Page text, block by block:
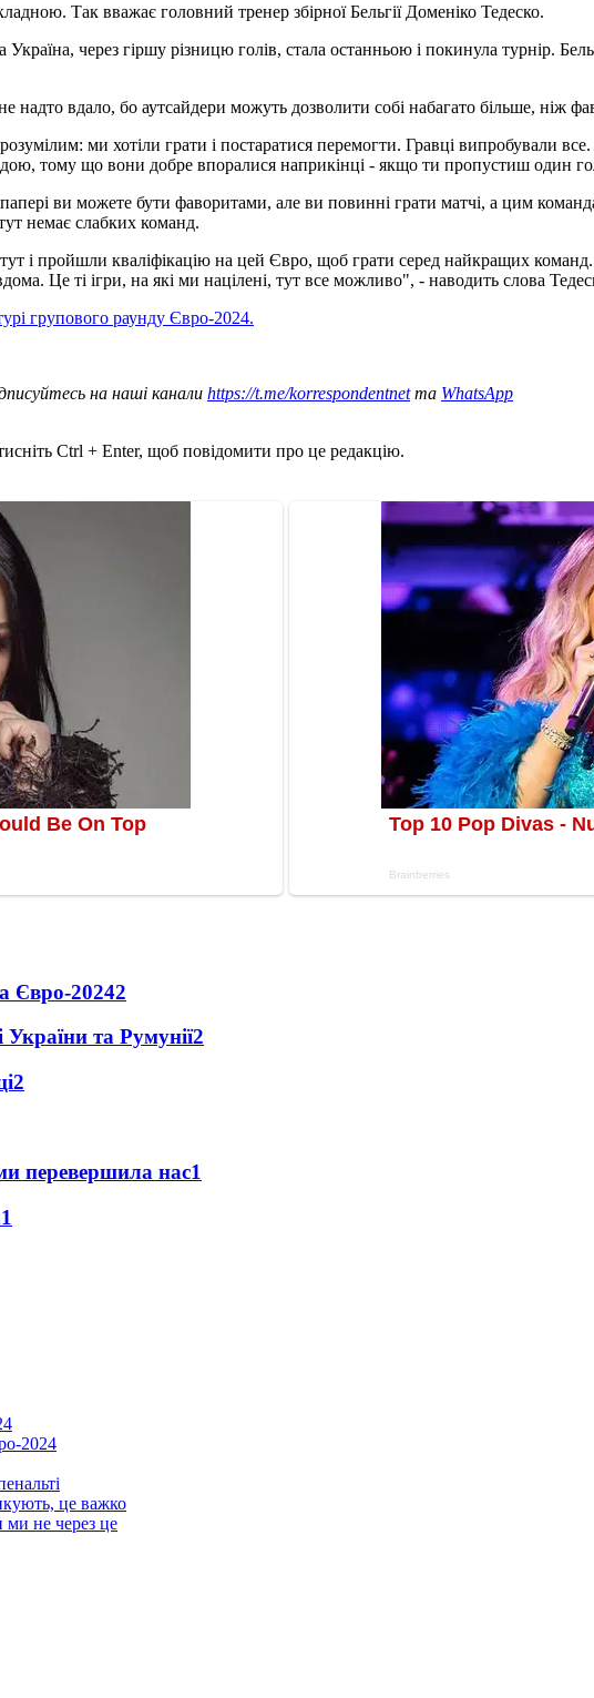
Так вважає головний тренер збірної Бельгії Доменіко Тедеско.
через гіршу різницю голів, стала останньою і покинула турнір.
надто вдало, бо аутсайдери можуть дозволити собі набагато більше, ніж
ми хотіли грати і постаратися перемогти. Гравці випробували
тому що вони добре впоралися наприкінці - якщо ти пропустиш один
ви можете бути фаворитами, але ви повинні грати матчі, а цим
немає слабких команд.
і пройшли кваліфікацію на цей Євро, щоб грати серед найкращих команд.
Це ті ігри, на які ми націлені, тут все можливо", - наводить слова
групового раунду Євро-2024.
на наші канали https://t.me/korrespondentnetта WhatsApp
Ctrl + Enter, щоб повідомити про це редакцію.
Євро-20242
та Румунії2
2
перевершила нас1
1
2024
це важко
ми не через це